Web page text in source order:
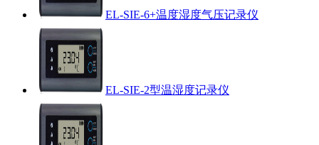
EL-SIE-6+温度湿度气压记录仪
EL-SIE-2型温湿度记录仪